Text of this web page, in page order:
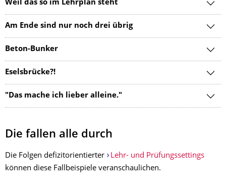
Weil das so im Lehrplan steht
Am Ende sind nur noch drei übrig
Beton-Bunker
Eselsbrücke?!
"Das mache ich lieber alleine."
Die fallen alle durch
Die Folgen defizitorientierter
Lehr- und Prüfungssettings
können diese Fallbeispiele veranschaulichen.